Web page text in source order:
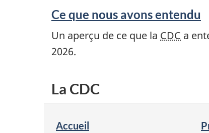
Ce que nous avons entendu
Un aperçu de ce que la CDC a
2026.
La CDC
Accueil